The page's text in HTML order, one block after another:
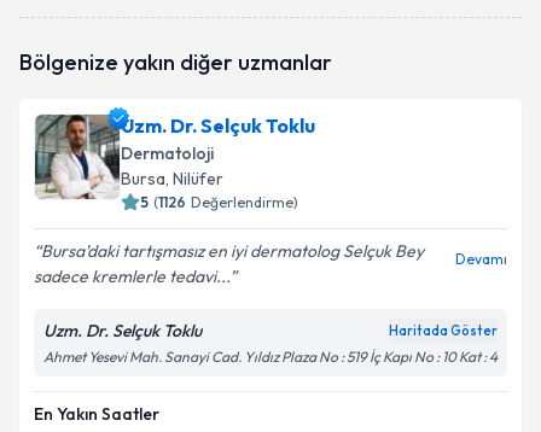
talebi oluşturun. Size bu uzmandan randevu almanız
bilgilendireceğiz.
E-posta Adresiniz
Kişisel verilerimin işlenmesine ilişkin
kapsamda işlenmesini kabul ediyorum.
Bölgenize yakın diğer uzmanlar
Uzm. Dr. Selçuk Toklu
Dermatoloji
Bursa, Nilüfer
5 (1126 Değerlendirme)
Bursa'daki tartışmasız en iyi dermatolog Selçuk Bey
sadece kremlerle tedavi...
Devamı
Uzm. Dr. Selçuk Toklu Haritada Göster
Ahmet Yesevi Mah. Sanayi Cad. Yıldız Plaza No : 519 İç Kapı No : 10 Kat : 4
En Yakın Saatler